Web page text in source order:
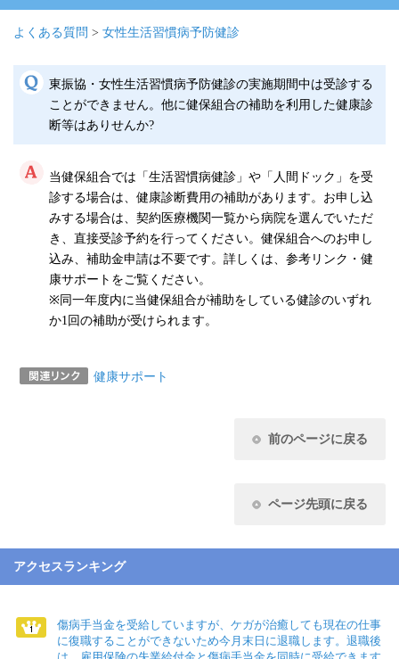
よくある質問 > 女性生活習慣病予防健診
東振協・女性生活習慣病予防健診の実施期間中は受診する
ことができません。他に健保組合の補助を利用した健康診
断等はありせんか?
当健保組合では「生活習慣病健診」や「人間ドック」を受
診する場合は、健康診断費用の補助があります。お申し込
みする場合は、契約医療機関一覧から病院を選んでいただ
き、直接受診予約を行ってください。健保組合へのお申し
込み、補助金申請は不要です。詳しくは、参考リンク・健
康サポートをご覧ください。
※同一年度内に当健保組合が補助をしている健診のいずれ
か1回の補助が受けられます。
健康サポート
前のページに戻る
ページ先頭に戻る
アクセスランキング
傷病手当金を受給していますが、ケガが治癒しても現在の仕事
に復職することができないため今月末日に退職します。退職後